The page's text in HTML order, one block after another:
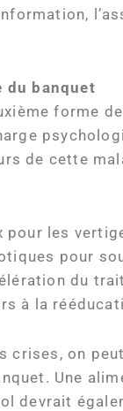
du banquet
forme
de cette
les
pour
du
à la
crises, on
Une
devrait